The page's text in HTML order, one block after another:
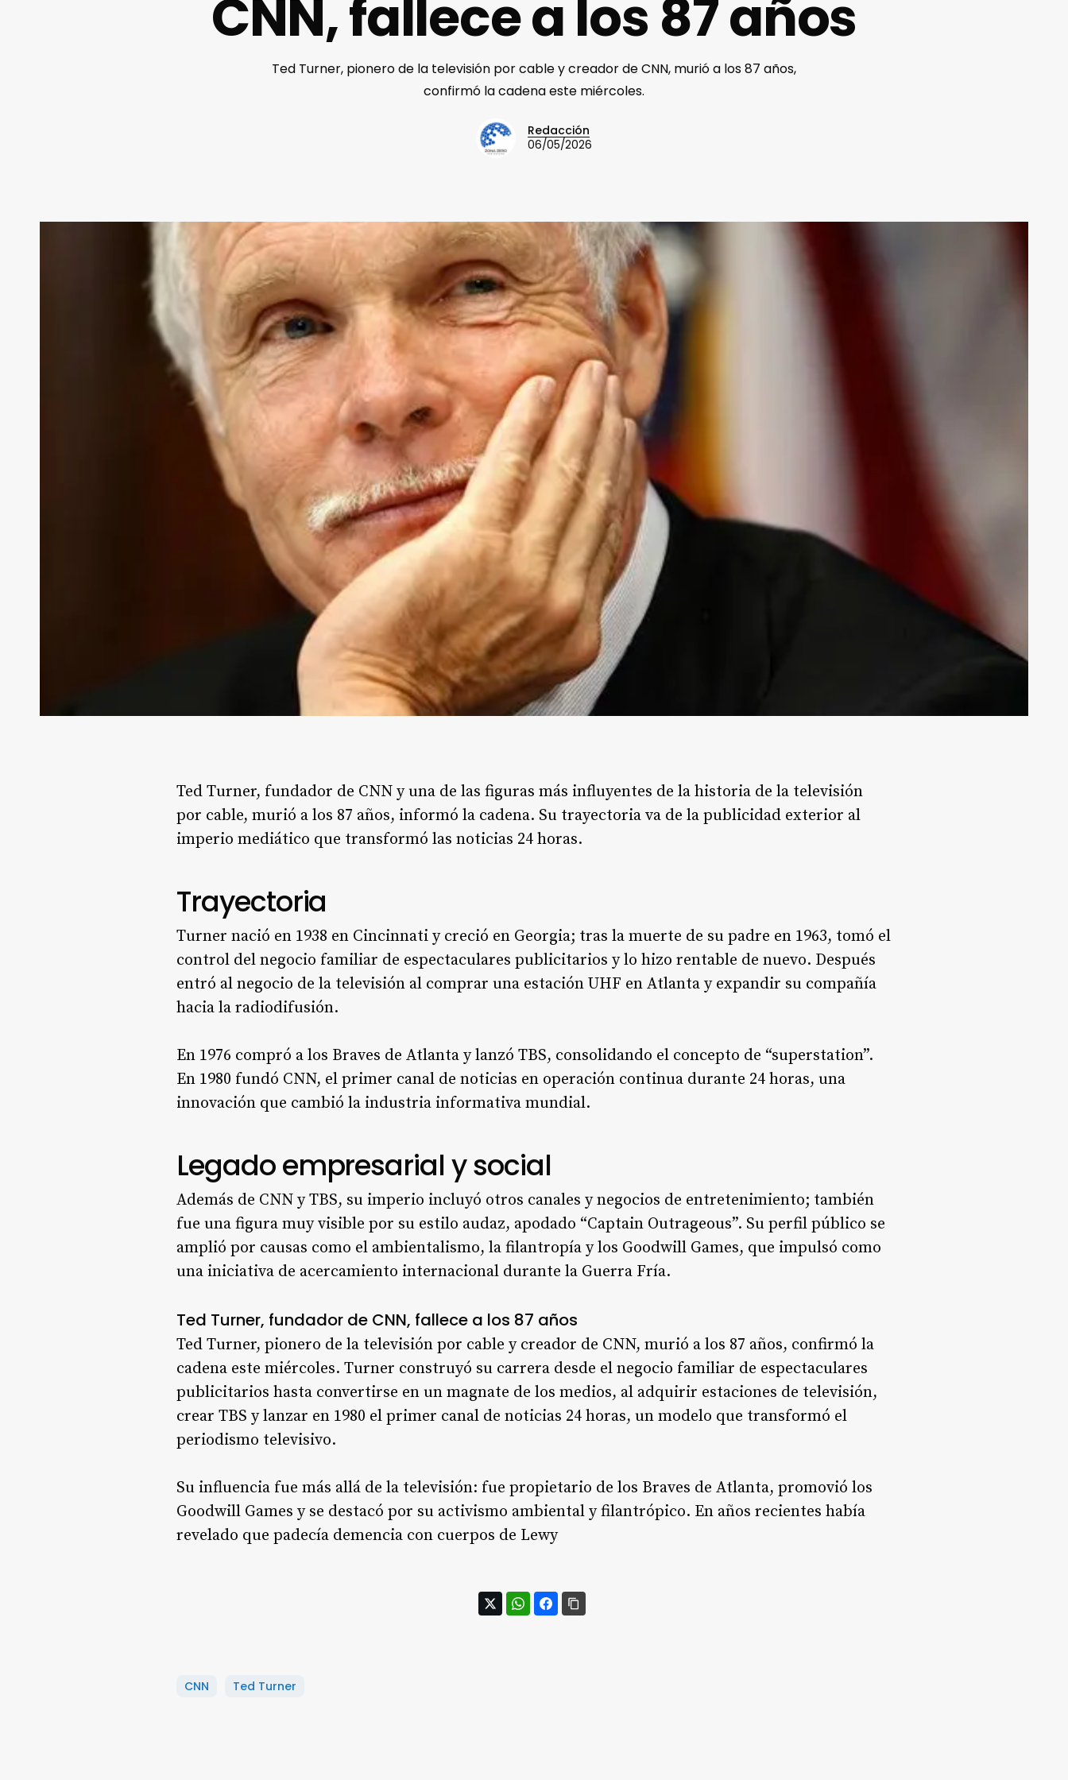
CNN, fallece a los 87 años
Ted Turner, pionero de la televisión por cable y creador de CNN, murió a los 87 años,
confirmó la cadena este miércoles.
Redacción
06/05/2026
Ted Turner, fundador de CNN y una de las figuras más influyentes de la historia de la televisión
por cable, murió a los 87 años, informó la cadena. Su trayectoria va de la publicidad exterior al
imperio mediático que transformó las noticias 24 horas.
Trayectoria
Turner nació en 1938 en Cincinnati y creció en Georgia; tras la muerte de su padre en 1963, tomó el
control del negocio familiar de espectaculares publicitarios y lo hizo rentable de nuevo. Después
entró al negocio de la televisión al comprar una estación UHF en Atlanta y expandir su compañía
hacia la radiodifusión.
En 1976 compró a los Braves de Atlanta y lanzó TBS, consolidando el concepto de “superstation”.
En 1980 fundó CNN, el primer canal de noticias en operación continua durante 24 horas, una
innovación que cambió la industria informativa mundial.
Legado empresarial y social
Además de CNN y TBS, su imperio incluyó otros canales y negocios de entretenimiento; también
fue una figura muy visible por su estilo audaz, apodado “Captain Outrageous”. Su perfil público se
amplió por causas como el ambientalismo, la filantropía y los Goodwill Games, que impulsó como
una iniciativa de acercamiento internacional durante la Guerra Fría.
Ted Turner, fundador de CNN, fallece a los 87 años
Ted Turner, pionero de la televisión por cable y creador de CNN, murió a los 87 años, confirmó la
cadena este miércoles. Turner construyó su carrera desde el negocio familiar de espectaculares
publicitarios hasta convertirse en un magnate de los medios, al adquirir estaciones de televisión,
crear TBS y lanzar en 1980 el primer canal de noticias 24 horas, un modelo que transformó el
periodismo televisivo.
Su influencia fue más allá de la televisión: fue propietario de los Braves de Atlanta, promovió los
Goodwill Games y se destacó por su activismo ambiental y filantrópico. En años recientes había
revelado que padecía demencia con cuerpos de Lewy
CNN Ted Turner